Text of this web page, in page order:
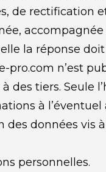
de rectification
la réponse
n’est
des tiers. Seule
à
données vis
personnelles.